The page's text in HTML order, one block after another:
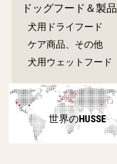
ドッグフード＆製品
犬用ドライフード
ケア商品、その他
犬用ウェットフード
世界のHUSSE